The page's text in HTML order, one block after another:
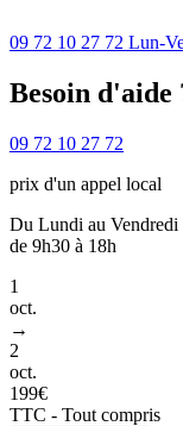
09 72 10 27 72 Lun-
Besoin d'aide
09 72 10 27 72
prix d'un appel local
Du Lundi au Vendredi
de 9h30 à 18h
1
oct.
→
2
oct.
199€
TTC - Tout compris